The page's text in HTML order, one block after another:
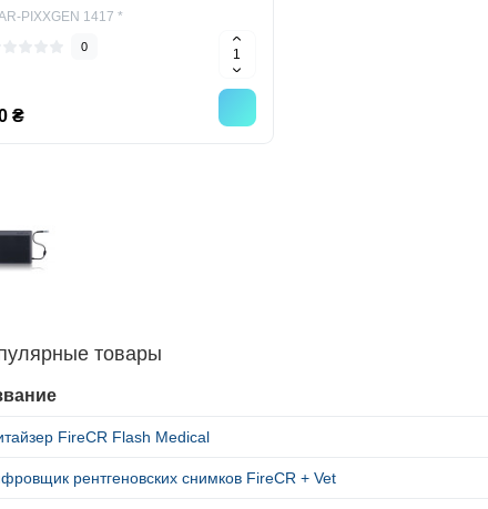
PIXXGEN 1417 *
0
₴
товары
FireCR Flash Medical
рентгеновских снимков FireCR + Vet